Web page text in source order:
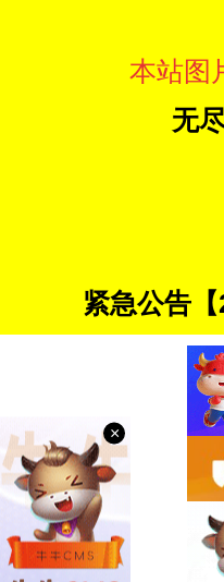
本站图
无
紧急公告【
×